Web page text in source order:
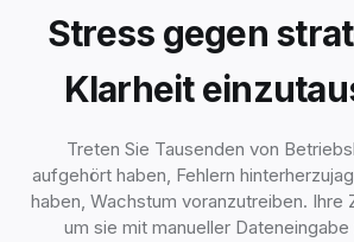
Stress gegen
Klarheit
Treten Sie Tausenden von
aufgehört haben, Fehlern
haben, Wachstum voranzutreiben. Ihre
um sie mit manueller